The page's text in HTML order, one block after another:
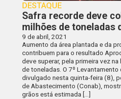
DESTAQUE
Safra recorde deve
milhões de toneladas
9 de abril, 2021
Aumento da área plantada e da
contribuem para o resultado
deve superar, pela primeira vez
de toneladas. O 7º Levantamento
divulgado nesta quinta-feira (8),
de Abastecimento (Conab),
grãos está estimada […]